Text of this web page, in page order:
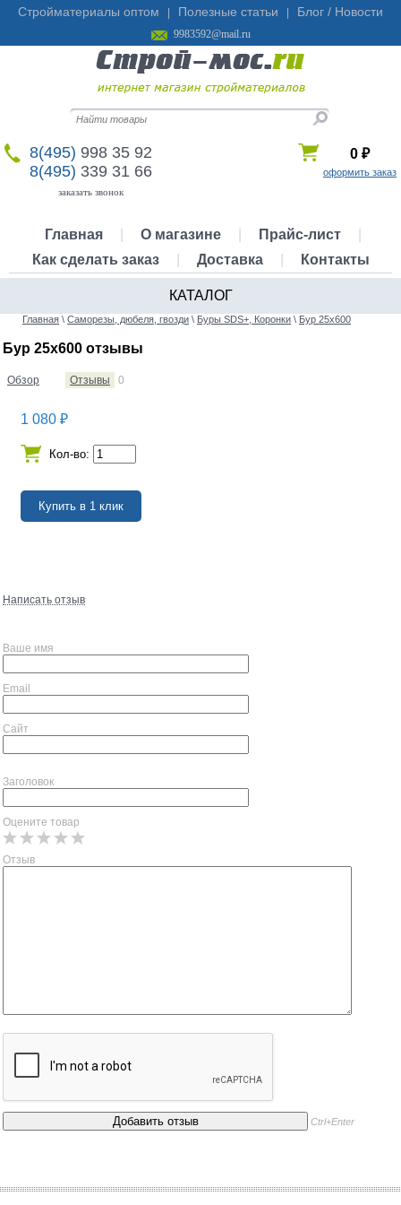
Стройматериалы оптом Полезные статьи Блог / Новости
9983592@mail.ru
8(495) 998 35 92
8(495) 339 31 66
заказать звонок
0 ₽
оформить заказ
Главная О магазине Прайс-лист
Как сделать заказ
Доставка Контакты
КАТАЛОГ
Главная \ Саморезы, дюбеля, гвозди \ Буры SDS+, Коронки \ Бур 25х600
Бур 25х600 отзывы
Обзор Отзывы 0
1 080 ₽
Кол-во:
Написать отзыв
Ваше имя
Email
Сайт
Заголовок
Оцените товар
Отзыв
Ctrl+Enter